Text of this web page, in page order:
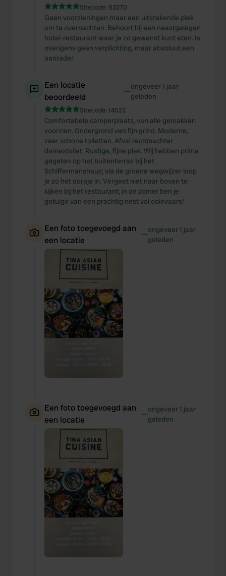
Sitecode: 93270
Geen voorzieningen maar een uitstekende plek
om te overnachten. Behoort bij een naastgelegen
hotel-restaurant waar je zo gewenst kunt eten. Is
overigens geen verplichting, maar absoluut een
aanrader.
Een locatie
beoordeeld
—ongeveer 1 jaar
geleden
Sitecode: 14522
Comfortabele camperplaats, van alle gemakken
voorzien. Ondergrond van fijn grind. Moderne,
zeer schone toiletten. Afval rechtsachter
damestoilet. Rustige, fijne plek. Wij hebben prima
gegeten op het buitenterras bij het
Schiffermanshaus; via de groene wegwijzer loop
je zo het dorpje in. Vergeet niet naar boven te
kijken bij het restaurant; in de zomer ben je
getuige van een prachtig nest vol ooievaars!
Een foto toegevoegd aan
een locatie
—ongeveer 1 jaar
geleden
Een foto toegevoegd aan
een locatie
—ongeveer 1 jaar
geleden